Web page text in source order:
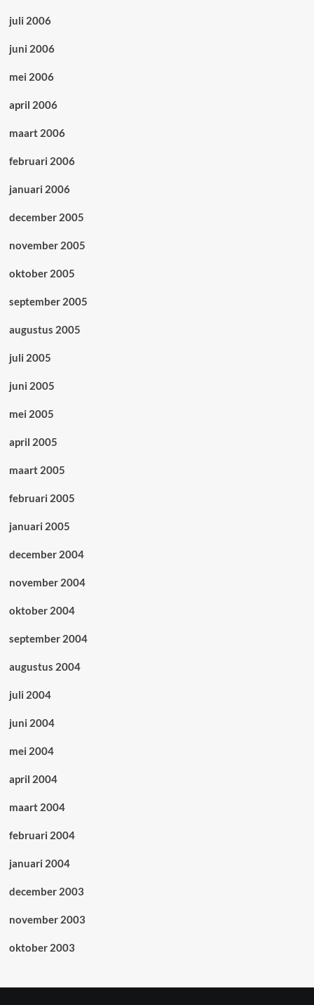
juli 2006
juni 2006
mei 2006
april 2006
maart 2006
februari 2006
januari 2006
december 2005
november 2005
oktober 2005
september 2005
augustus 2005
juli 2005
juni 2005
mei 2005
april 2005
maart 2005
februari 2005
januari 2005
december 2004
november 2004
oktober 2004
september 2004
augustus 2004
juli 2004
juni 2004
mei 2004
april 2004
maart 2004
februari 2004
januari 2004
december 2003
november 2003
oktober 2003